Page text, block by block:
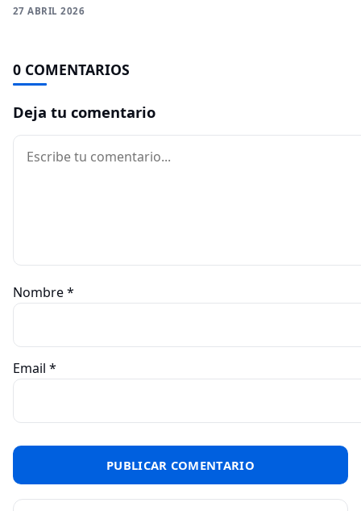
27 ABRIL 2026
0 COMENTARIOS
Deja tu comentario
Comentario
Nombre*
Email *